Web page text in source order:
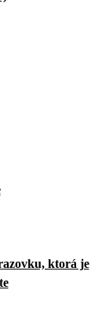
ktorá je